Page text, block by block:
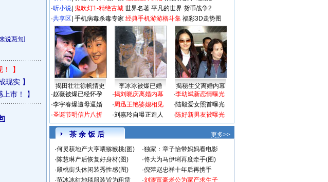
说两句]
】
现实】
市！ 】
·听小说 鬼吹灯1-精绝古城 世界名著 平凡的世界 货币战争2
·共享区 手机病毒杀毒专家 经典手机游游格斗集 福彩3D走势图
揭田壮壮徐帆情史 李冰冰被爆已婚
揭秘生父离婚内幕
·赵薇被爆已经怀孕
·李宇春爆遭母逼婚
·圣诞节明信片八折
·揭刘晓庆离婚内幕
·周迅王艳婆媳相见
·刘嘉玲自曝正造人
·李幼斌新恋情曝光
·陆毅爱女照首曝光
·陈好新男友被曝光
茶 余 饭 后
更多>>
·何炅获地产大亨喂猕猴桃(图) ·独家：章子怡带妈妈看电影
·陈慧琳产后恢复好身材(图) ·佟大为马伊琍再度牵手(图)
·殷桃街头休闲装秀性感(图) ·倪萍赵忠祥十年后再携手
·范冰冰红地毯服装皆为租赁 ·刘涛富豪老公为家产求生子